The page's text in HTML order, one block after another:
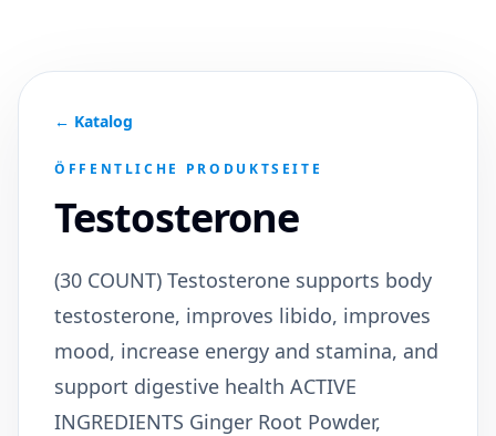
← Katalog
ÖFFENTLICHE PRODUKTSEITE
Testosterone
(30 COUNT) Testosterone supports body
testosterone, improves libido, improves
mood, increase energy and stamina, and
support digestive health ACTIVE
INGREDIENTS Ginger Root Powder,